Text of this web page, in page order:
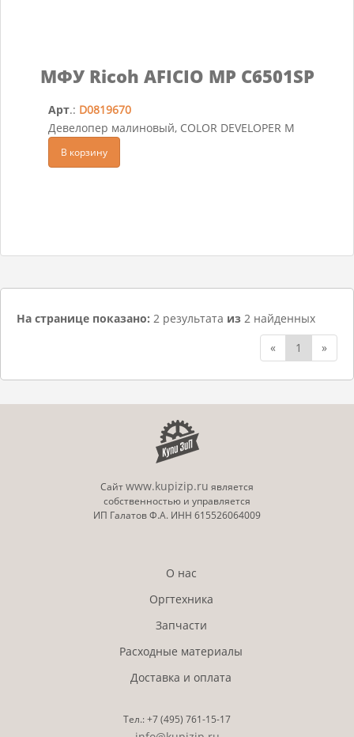
МФУ Ricoh AFICIO MP C6501SP
Арт.: D0819670
Девелопер малиновый, COLOR DEVELOPER M
В корзину
На странице показано: 2 результата из 2 найденных
«
1 »
Сайтwww.kupizip.ru является
собственностью и управляется
ИП Галатов Ф.А. ИНН 615526064009
О нас
Оргтехника
Запчасти
Расходные материалы
Доставка и оплата
Тел.:+7 (495) 761-15-17